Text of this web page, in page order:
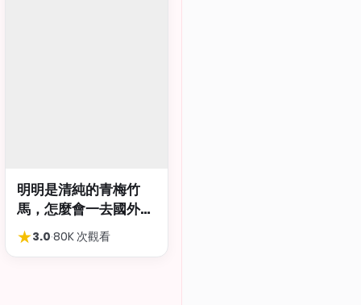
明明是清純的青梅竹
馬，怎麼會一去國外留
學就到處品嚐國際雞
巴…
★3.0·80K 次觀看